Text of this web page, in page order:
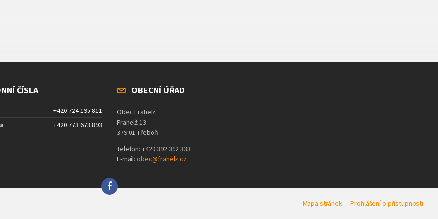
ČÍSLA
+420 724 195 811
+420 773 673 893
OBECNÍ ÚŘAD
Obec Frahelž
Frahelž 13
379 01 Třeboň
Telefon: +420 392 392 333
E-mail: obec@frahelz.cz
Mapa stránek Prohlášení o přístupnosti